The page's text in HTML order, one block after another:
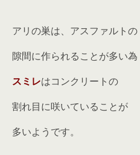
アリの巣は、アスファルトの
隙間に作られることが多い為
スミレはコンクリートの
割れ目に咲いていることが
多いようです。